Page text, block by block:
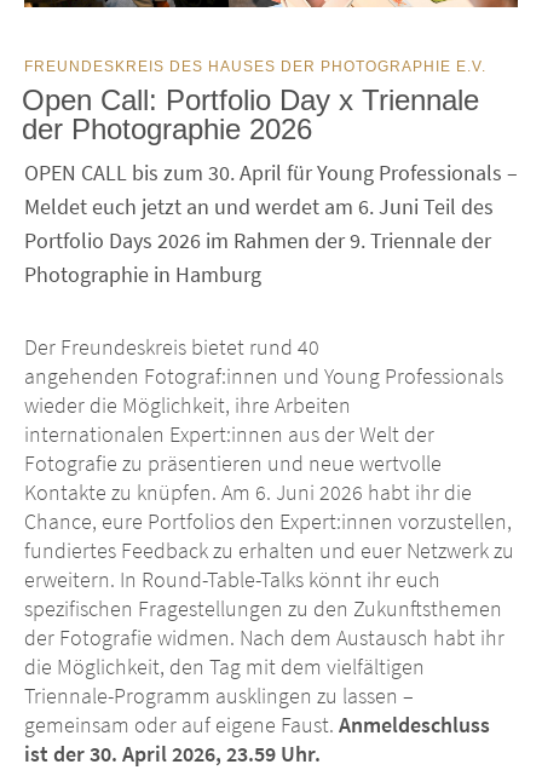
FREUNDESKREIS DES HAUSES DER PHOTOGRAPHIE E.V.
Open Call: Portfolio Day x Triennale
der Photographie 2026
OPEN CALL bis zum 30. April für Young Professionals –
Meldet euch jetzt an und werdet am 6. Juni Teil des
Portfolio Days 2026 im Rahmen der 9. Triennale der
Photographie in Hamburg
Der Freundeskreis bietet rund 40
angehenden Fotograf:innen und Young Professionals
wieder die Möglichkeit, ihre Arbeiten
internationalen Expert:innen aus der Welt der
Fotografie zu präsentieren und neue wertvolle
Kontakte zu knüpfen. Am 6. Juni 2026 habt ihr die
Chance, eure Portfolios den Expert:innen vorzustellen,
fundiertes Feedback zu erhalten und euer Netzwerk zu
erweitern. In Round-Table-Talks könnt ihr euch
spezifischen Fragestellungen zu den Zukunftsthemen
der Fotografie widmen. Nach dem Austausch habt ihr
die Möglichkeit, den Tag mit dem vielfältigen
Triennale-Programm ausklingen zu lassen –
gemeinsam oder auf eigene Faust. Anmeldeschluss
ist der 30. April 2026, 23.59 Uhr.